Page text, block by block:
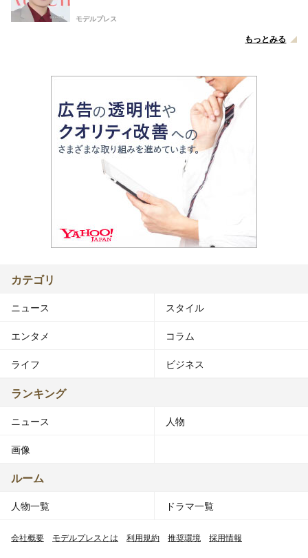
モデルプレス
もっとみる
カテゴリ
ニュース スタイル
エンタメ コラム
ライフ ビジネス
ランキング
ニュース 人物
画像
ルーム
人物一覧 ドラマ一覧
会社概要 モデルプレスとは 利用規約 推奨環境 採用情報